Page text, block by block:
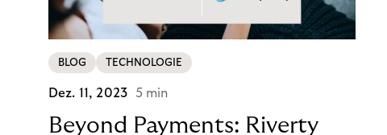
BLOG TECHNOLOGIE
Dez. 11, 2023 5 min
Beyond Payments: Riverty